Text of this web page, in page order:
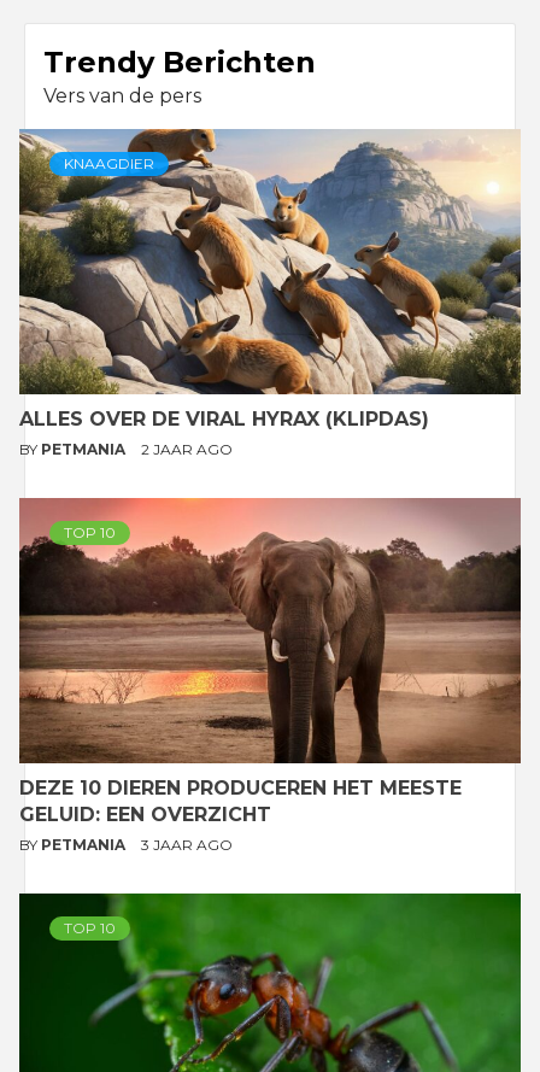
Trendy Berichten
Vers van de pers
KNAAGDIER
ALLES OVER DE VIRAL HYRAX (KLIPDAS)
BY PETMANIA 2 JAAR AGO
TOP 10
DEZE 10 DIEREN PRODUCEREN HET MEESTE
GELUID: EEN OVERZICHT
BY PETMANIA 3 JAAR AGO
TOP 10